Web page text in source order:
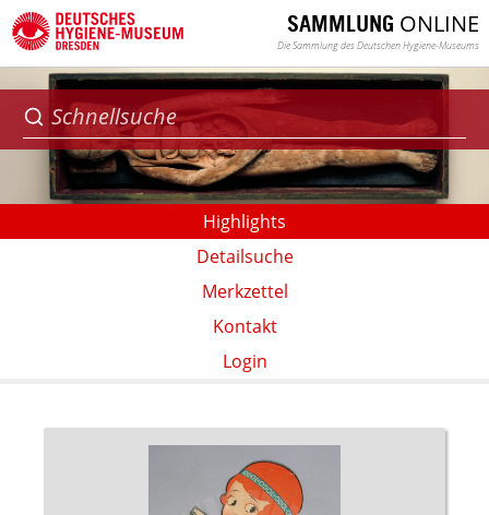
SAMMLUNG ONLINE
Die Sammlung des Deutschen Hygiene-Museums
Highlights
Detailsuche
Merkzettel
Kontakt
Login